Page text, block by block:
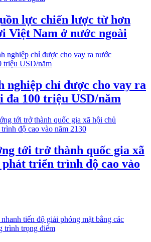
lực chiến lược từ hơn
Việt Nam ở nước ngoài
nghiệp chỉ được cho vay ra
đa 100 triệu USD/năm
tới trở thành quốc gia xã
triển trình độ cao vào